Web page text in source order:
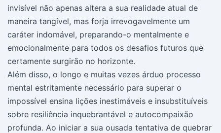
invisível não apenas altera a sua realidade atual de
maneira tangível, mas forja irrevogavelmente um
caráter indomável, preparando-o mentalmente e
emocionalmente para todos os desafios futuros que
certamente surgirão no horizonte.
Além disso, o longo e muitas vezes árduo processo
mental estritamente necessário para superar o
impossível ensina lições inestimáveis e insubstituíveis
sobre resiliência inquebrantável e autocompaixão
profunda. Ao iniciar a sua ousada tentativa de quebrar